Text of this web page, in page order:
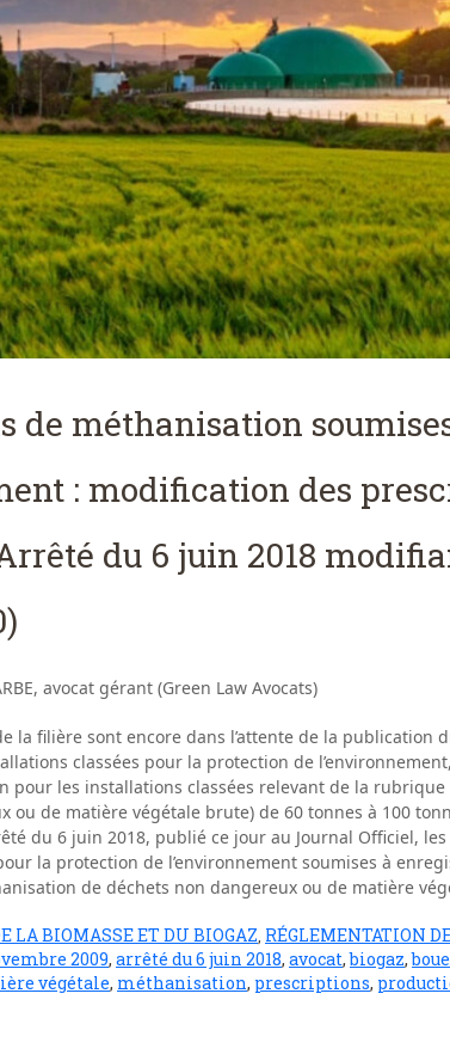
de méthanisation
: modification des
du 6 juin 2018
avocat gérant (Green Law Avocats)
la filière sont encore dans l’attente de la publication
classées pour la protection de
pour les installations classées relevant de la
ou de matière végétale brute) de 60 tonnes à 100
du 6 juin 2018, publié ce jour au Journal Officiel,
la protection de l’environnement soumises à
de déchets non dangereux ou de matière
LA BIOMASSE ET DU BIOGAZ RÉGLEMENTATION
2009, arrêté du 6 juin 2018, avocat,biogaz,
végétale, méthanisation, prescriptions,